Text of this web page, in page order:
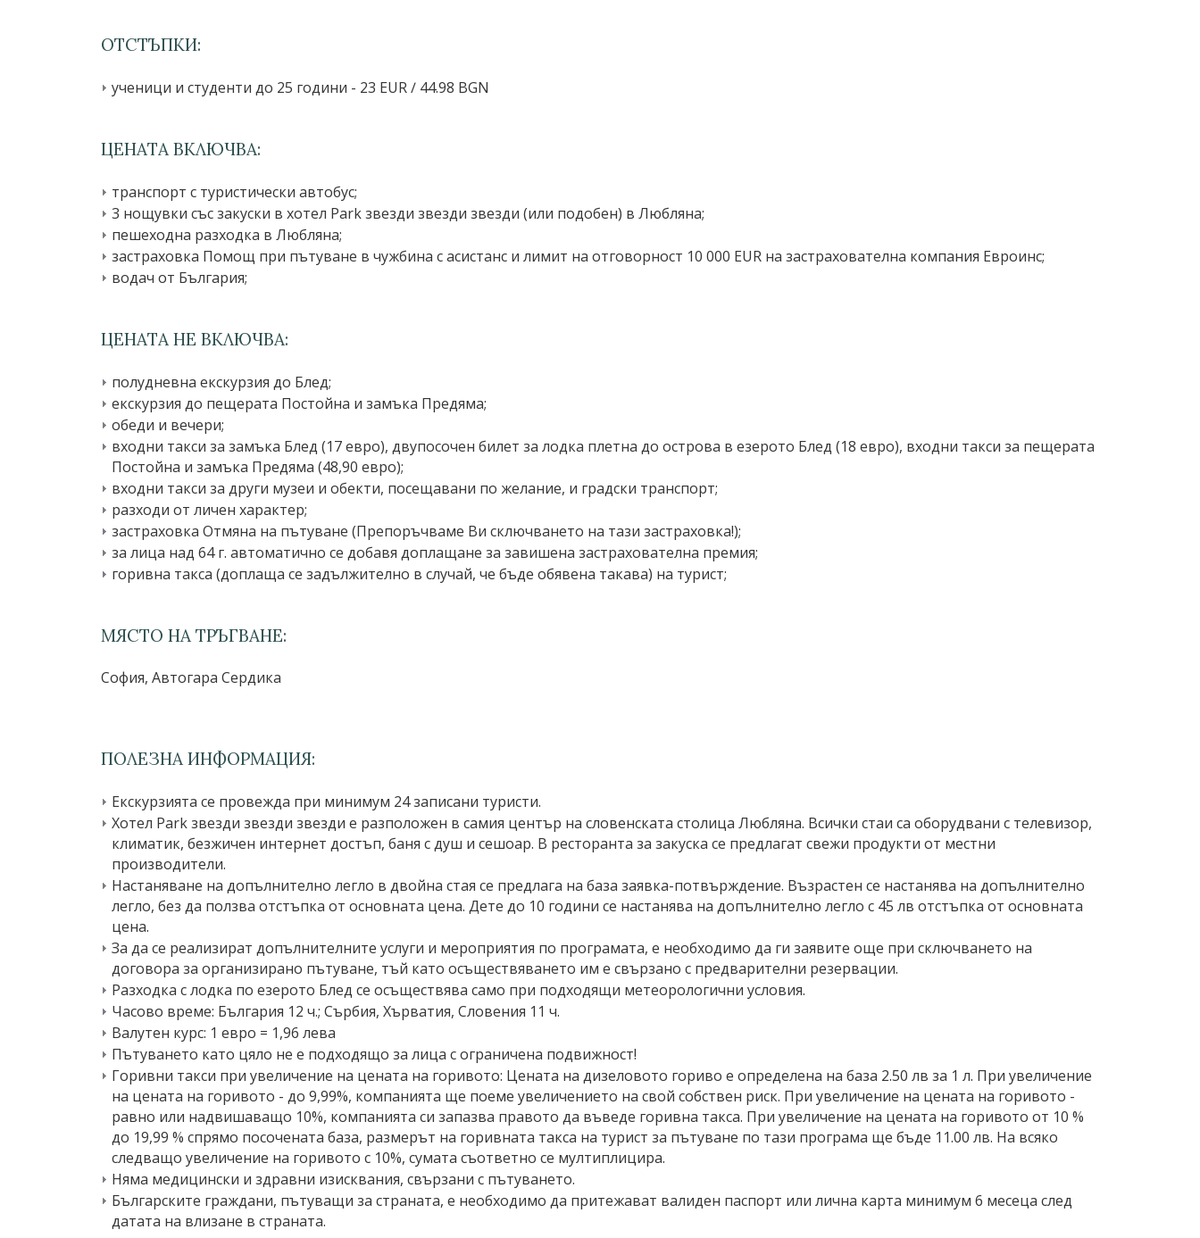
ОТСТЪПКИ:
ученици и студенти до 25 години - 23 EUR ∕ 44.98 BGN
ЦЕНАТА ВКЛЮЧВА:
транспорт с туристически автобус;
3 нощувки със закуски в хотел Park звезди звезди звезди (или подобен) в Любляна;
пешеходна разходка в Любляна;
застраховка Помощ при пътуване в чужбина с асистанс и лимит на отговорност 10 000 EUR на застрахователна компания Евроинс;
водач от България;
ЦЕНАТА НЕ ВКЛЮЧВА:
полудневна екскурзия до Блед;
екскурзия до пещерата Постойна и замъка Предяма;
обеди и вечери;
входни такси за замъка Блед (17 евро), двупосочен билет за лодка плетна до острова в езерото Блед (18 евро), входни такси за пещерата
Постойна и замъка Предяма (48,90 евро);
входни такси за други музеи и обекти, посещавани по желание, и градски транспорт;
разходи от личен характер;
застраховка Отмяна на пътуване (Препоръчваме Ви сключването на тази застраховка!);
за лица над 64 г. автоматично се добавя доплащане за завишена застрахователна премия;
горивна такса (доплаща се задължително в случай, че бъде обявена такава) на турист;
МЯСТО НА ТРЪГВАНЕ:
София, Автогара Сердика
ПОЛЕЗНА ИНФОРМАЦИЯ:
Екскурзията се провежда при минимум 24 записани туристи.
Хотел Park звезди звезди звезди е разположен в самия център на словенската столица Любляна. Всички стаи са оборудвани с телевизор,
климатик, безжичен интернет достъп, баня с душ и сешоар. В ресторанта за закуска се предлагат свежи продукти от местни
производители.
Настаняване на допълнително легло в двойна стая се предлага на база заявка-потвърждение. Възрастен се настанява на допълнително
легло, без да ползва отстъпка от основната цена. Дете до 10 години се настанява на допълнително легло с 45 лв отстъпка от основната
цена.
За да се реализират допълнителните услуги и мероприятия по програмата, е необходимо да ги заявите още при сключването на
договора за организирано пътуване, тъй като осъществяването им е свързано с предварителни резервации.
Разходка с лодка по езерото Блед се осъществява само при подходящи метеорологични условия.
Часово време: България 12 ч.; Сърбия, Хърватия, Словения 11 ч.
Валутен курс: 1 евро = 1,96 лева
Пътуването като цяло не е подходящо за лица с ограничена подвижност!
Горивни такси при увеличение на цената на горивото: Цената на дизеловото гориво е определена на база 2.50 лв за 1 л. При увеличение
на цената на горивото - до 9,99%, компанията ще поеме увеличението на свой собствен риск. При увеличение на цената на горивото -
равно или надвишаващо 10%, компанията си запазва правото да въведе горивна такса. При увеличение на цената на горивото от 10 %
до 19,99 % спрямо посочената база, размерът на горивната такса на турист за пътуване по тази програма ще бъде 11.00 лв. На всяко
следващо увеличение на горивото с 10%, сумата съответно се мултиплицира.
Няма медицински и здравни изисквания, свързани с пътуването.
Българските граждани, пътуващи за страната, е необходимо да притежават валиден паспорт или лична карта минимум 6 месеца след
датата на влизане в страната.